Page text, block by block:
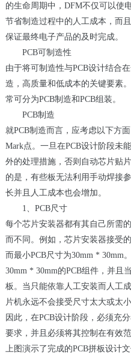
的生命周期中，DFM不仅可以使
节省制造过程中的人工成本，而
保证最终电子产品的及时完成。
PCB可制造性
由于将可制造性与PCB设计结合
造，高质量和低成本的关键要素
常可分为PCB制造和PCB组装。
PCB制造
就PCB制造而言，应考虑以下方
Mark点。一旦在PCB设计阶段未
外的处理措施，否则自动芯片贴
的是，有些板无法利用手动焊接
长并且人工成本也会增加。
1、PCB尺寸
每个芯片安装器都有其自己所需
而不同。例如，芯片安装器接受
而最小PCB尺寸为30mm * 30mm
30mm * 30mm的PCB组件，并且
板。当只能依靠人工安装而人工
片机永远不会接受尺寸太大或太小
因此，在PCB设计阶段，必须充
要求，并且必须将其控制在有效范
上图演示了完成的PCB拼板设计